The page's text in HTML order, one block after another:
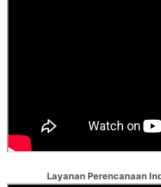
Layanan Perencanaan